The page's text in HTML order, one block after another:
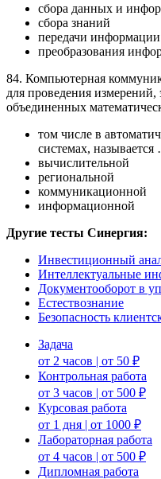
сбора данных и
сбора знаний
передачи информации
преобразования
84. Компьютерная
для проведения
объединенных
том числе в
системах,
вычислительной
региональной
коммуникационной
информационной
Другие тесты Синергия:
Инвестиционный
Интеллектуальные
Документооборот в
Естествознание
Безопасность
Задача
от 2 часов | от 50 ₽
Контрольная работа
от 3 часов | от 500 ₽
Курсовая работа
от 1 дня | от 1000 ₽
Лабораторная работа
от 4 часов | от 500 ₽
Дипломная работа